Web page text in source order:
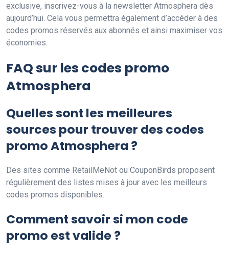
exclusive, inscrivez-vous à la newsletter Atmosphera dès
aujourd’hui. Cela vous permettra également d’accéder à des
codes promos réservés aux abonnés et ainsi maximiser vos
économies.
FAQ sur les codes promo
Atmosphera
Quelles sont les meilleures
sources pour trouver des codes
promo Atmosphera ?
Des sites comme RetailMeNot ou CouponBirds proposent
régulièrement des listes mises à jour avec les meilleurs
codes promos disponibles.
Comment savoir si mon code
promo est valide ?